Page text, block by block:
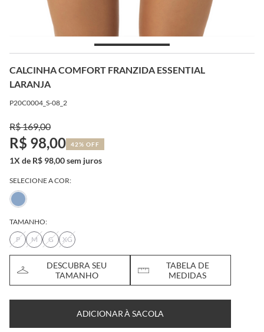
CALCINHA COMFORT FRANZIDA ESSENTIAL
LARANJA
P20C0004_S-08_2
R$ 169,00
R$ 98,00 42% OFF
1X de R$ 98,00 sem juros
SELECIONE A COR:
TAMANHO:
P
M G XG
DESCUBRA SEU
TAMANHO
TABELA DE
MEDIDAS
ADICIONAR À SACOLA